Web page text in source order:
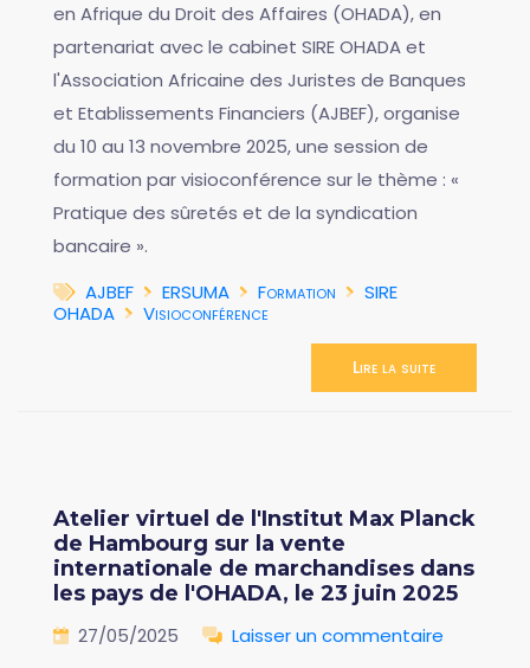
en Afrique du Droit des Affaires (OHADA), en
partenariat avec le cabinet SIRE OHADA et
l'Association Africaine des Juristes de Banques
et Etablissements Financiers (AJBEF), organise
du 10 au 13 novembre 2025, une session de
formation par visioconférence sur le thème : «
Pratique des sûretés et de la syndication
bancaire ».
AJBEF
ERSUMA Formation
SIRE
OHADA
Visioconférence
Lire la suite
Atelier virtuel de l'Institut Max Planck
de Hambourg sur la vente
internationale de marchandises dans
les pays de l'OHADA, le 23 juin 2025
27/05/2025
Laisser un commentaire